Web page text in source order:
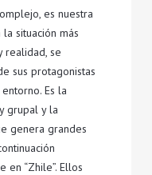
es nuestra
situación más
realidad, se
sus protagonistas
Es la
grupal y la
genera grandes
en “Zhile”. Ellos